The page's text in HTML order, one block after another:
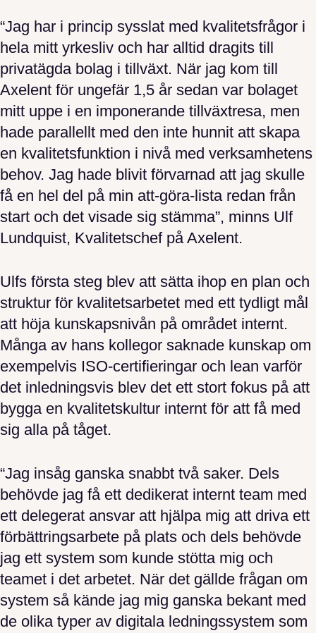
“Jag har i princip sysslat med kvalitetsfrågor i
hela mitt yrkesliv och har alltid dragits till
privatägda bolag i tillväxt. När jag kom till
Axelent för ungefär 1,5 år sedan var bolaget
mitt uppe i en imponerande tillväxtresa, men
hade parallellt med den inte hunnit att skapa
en kvalitetsfunktion i nivå med verksamhetens
behov. Jag hade blivit förvarnad att jag skulle
få en hel del på min att-göra-lista redan från
start och det visade sig stämma”, minns Ulf
Lundquist, Kvalitetschef på Axelent.
Ulfs första steg blev att sätta ihop en plan och
struktur för kvalitetsarbetet med ett tydligt mål
att höja kunskapsnivån på området internt.
Många av hans kollegor saknade kunskap om
exempelvis ISO-certifieringar och lean varför
det inledningsvis blev det ett stort fokus på att
bygga en kvalitetskultur internt för att få med
sig alla på tåget.
“Jag insåg ganska snabbt två saker. Dels
behövde jag få ett dedikerat internt team med
ett delegerat ansvar att hjälpa mig att driva ett
förbättringsarbete på plats och dels behövde
jag ett system som kunde stötta mig och
teamet i det arbetet. När det gällde frågan om
system så kände jag mig ganska bekant med
de olika typer av digitala ledningssystem som